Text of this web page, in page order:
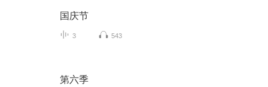
国庆节
3 543
第六季